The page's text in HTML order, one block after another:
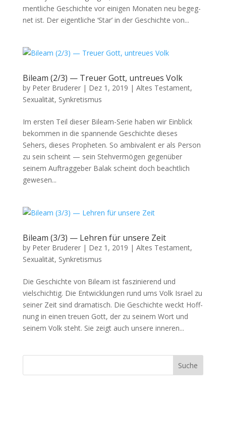
mentliche Geschichte vor eini­gen Monat­en neu begeg­
net ist. Der eigentliche ‘Star’ in der Geschichte von...
Bileam (2/3) — Treuer Gott, untreues Volk
by Peter Bruderer| Dez 1, 2019 | Altes Testament,
Sexualität, Synkretismus
Im ersten Teil dieser Bileam-Serie haben wir Ein­blick
bekom­men in die span­nende Geschichte dieses
Sehers, dieses Propheten. So ambiva­lent er als Per­son
zu sein scheint — sein Ste­hver­mö­gen gegenüber
seinem Auf­tragge­ber Bal­ak scheint doch beachtlich
gewe­sen...
Bileam (3/3) — Lehren für unsere Zeit
by Peter Bruderer| Dez 1, 2019 | Altes Testament,
Sexualität, Synkretismus
Die Geschichte von Bileam ist faszinierend und
vielschichtig. Die Entwick­lun­gen rund ums Volk Israel zu
sein­er Zeit sind drama­tisch. Die Geschichte weckt Hoff­
nung in einen treuen Gott, der zu seinem Wort und
seinem Volk ste­ht. Sie zeigt auch unsere inneren...